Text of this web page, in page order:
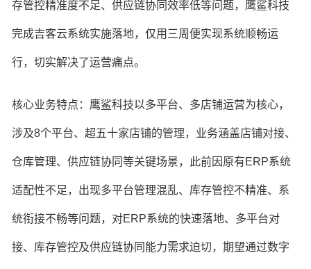
存管控精准度不足、供应链协同效率低等问题，鹰鲨科技
完成吉客云系统实施落地，仅用三周便实现系统顺畅运
行，切实解决了运营痛点。
核心业务特点：鹰鲨科技以多平台、多店铺运营为核心，
涉及8个平台、超五十家店铺的管理，业务涵盖店铺对接、
仓库管理、供应链协同等关键场景，此前因原有ERP系统
适配性不足，出现多平台管理混乱、库存管控不精准、系
统衔接不畅等问题，对ERP系统的快速落地、多平台对
接、库存管控及供应链协同能力需求迫切，期望通过数字